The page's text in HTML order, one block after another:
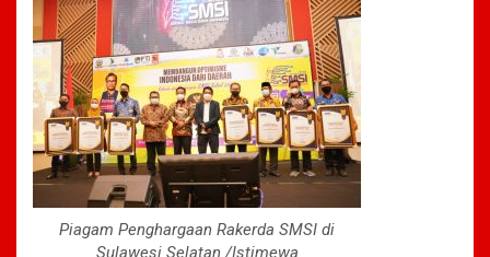
Piagam Penghargaan Rakerda SMSI di
Sulawesi Selatan./Istimewa